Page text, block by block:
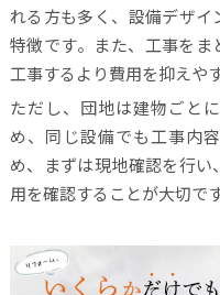
れる方も多く、設備デザ
特徴です。また、工事を
工事するより費用を抑えや
ただし、団地は建物ごと
め、同じ設備でも工事内
め、まずは現地確認を行
用を確認することが大切です